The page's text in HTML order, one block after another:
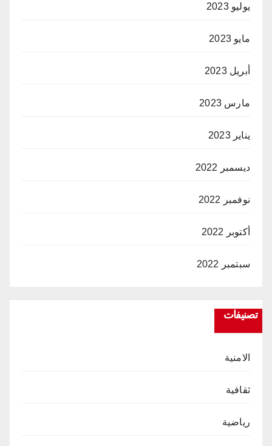
يوليو 2023
مايو 2023
أبريل 2023
مارس 2023
يناير 2023
ديسمبر 2022
نوفمبر 2022
أكتوبر 2022
سبتمبر 2022
تصنيفات
الامنية
ثقافية
رياضية